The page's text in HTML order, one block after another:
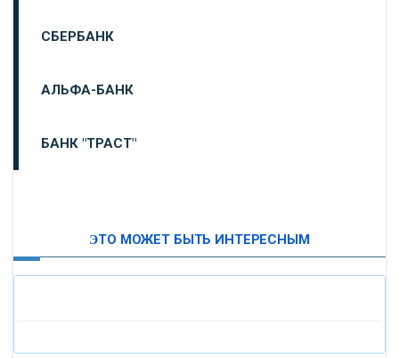
СБЕРБАНК
АЛЬФА-БАНК
БАНК "ТРАСТ"
ЭТО МОЖЕТ БЫТЬ ИНТЕРЕСНЫМ